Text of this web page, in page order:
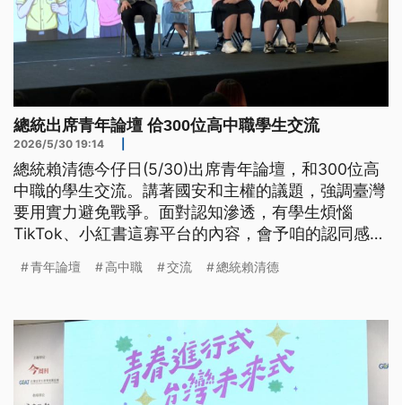
總統出席青年論壇 佮300位高中職學生交流
2026/5/30 19:14
總統賴清德今仔日(5/30)出席青年論壇，和300位高
中職的學生交流。講著國安和主權的議題，強調臺灣
要用實力避免戰爭。面對認知滲透，有學生煩惱
TikTok、小紅書這寡平台的內容，會予咱的認同感愈
守護民主的意志，會共中國當做好人。（新聞標題、
青年論壇 高中職 交流 總統賴清德